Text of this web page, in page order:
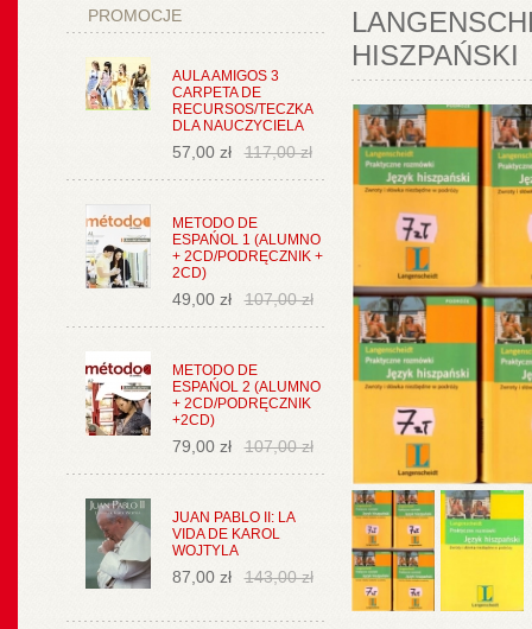
PROMOCJE
AULA AMIGOS 3
CARPETA DE
RECURSOS/TECZKA
DLA NAUCZYCIELA
57,00 zł 117,00 zł
METODO DE
ESPAŃOL 1 (ALUMNO
+ 2CD/PODRĘCZNIK +
2CD)
49,00 zł 107,00 zł
METODO DE
ESPAŃOL 2 (ALUMNO
+ 2CD/PODRĘCZNIK
+2CD)
79,00 zł 107,00 zł
JUAN PABLO II: LA
VIDA DE KAROL
WOJTYLA
87,00 zł 143,00 zł
HISZPAŃSKI